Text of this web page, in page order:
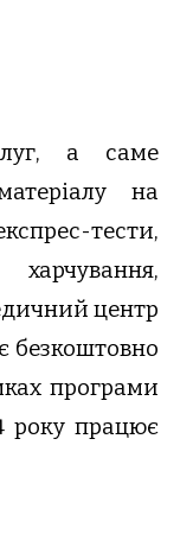
а саме
на
тести,
центр
безкоштовно
програми
року працює